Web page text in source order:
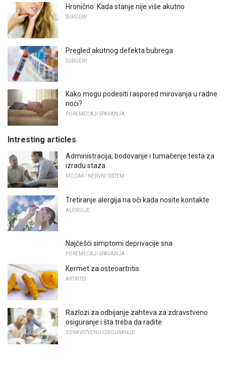
Hronično: Kada stanje nije više akutno
SURGERY
Pregled akutnog defekta bubrega
SURGERY
Kako mogu podesiti raspored mirovanja u radne
noći?
POREMEĆAJI SPAVANJA
Intresting articles
Administracija, bodovanje i tumačenje testa za
izradu staza
MOZAK I NERVNI SISTEM
Tretiranje alergija na oči kada nosite kontakte
ALERGIJE
Najčešći simptomi deprivacije sna
POREMEĆAJI SPAVANJA
Kermet za osteoartritis
ARTRITIS
Razlozi za odbijanje zahteva za zdravstveno
osiguranje i šta treba da radite
ZDRAVSTVENO OSIGURANJE